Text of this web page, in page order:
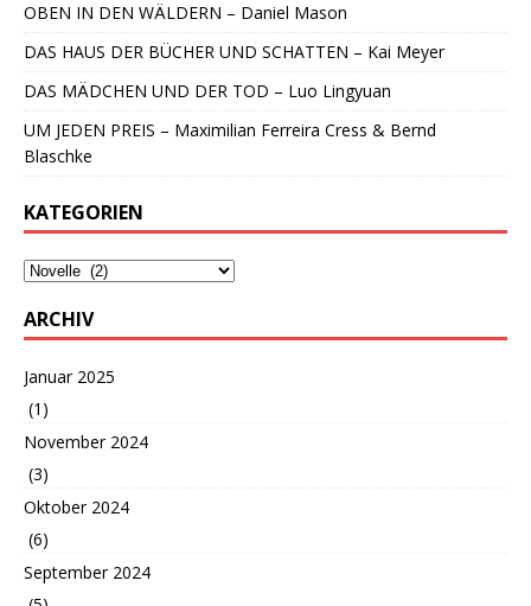
OBEN IN DEN WÄLDERN – Daniel Mason
DAS HAUS DER BÜCHER UND SCHATTEN – Kai Meyer
DAS MÄDCHEN UND DER TOD – Luo Lingyuan
UM JEDEN PREIS – Maximilian Ferreira Cress & Bernd
Blaschke
KATEGORIEN
ARCHIV
Januar 2025
(1)
November 2024
(3)
Oktober 2024
(6)
September 2024